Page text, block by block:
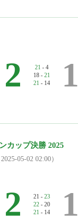
2 21 - 4
18 - 21
21 - 14 1
カップ決勝 2025
2025-05-02 02:00）
2 21 - 23
22 - 20
21 - 14 1